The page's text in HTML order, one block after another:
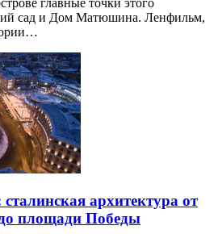
главные точки этого
сад и Дом Матюшина. Ленфильм,
архитектура от
площади Победы